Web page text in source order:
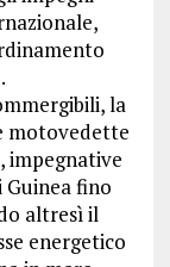
la
motovedette
impegnative
fino
altresì il
energetico